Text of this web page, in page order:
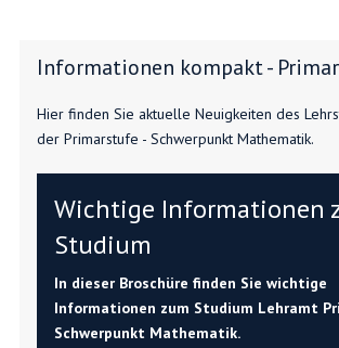
Informationen kompakt -
Hier finden Sie aktuelle Neuigkeiten des
der Primarstufe - Schwerpunkt Mathematik.
Wichtige Informationen
Studium
In dieser Broschüre finden Sie wichtige
Informationen zum Studium Lehramt
Schwerpunkt Mathematik.